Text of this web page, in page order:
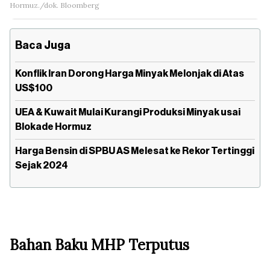
Hormuz./dok. Bloomberg
Baca Juga
Konflik Iran Dorong Harga Minyak Melonjak di Atas
US$100
UEA & Kuwait Mulai Kurangi Produksi Minyak usai
Blokade Hormuz
Harga Bensin di SPBU AS Melesat ke Rekor Tertinggi
Sejak 2024
Bahan Baku MHP Terputus